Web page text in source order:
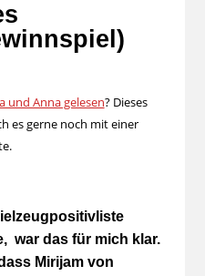
und Anna gelesen? Dieses
es gerne noch mit einer
war das für mich klar.
Mirijam von